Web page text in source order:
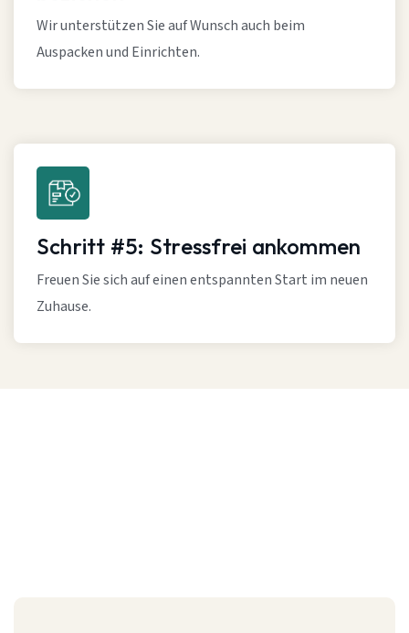
Wir unterstützen Sie auf Wunsch auch beim
Auspacken und Einrichten.
Schritt #5: Stressfrei ankommen
Freuen Sie sich auf einen entspannten Start im neuen
Zuhause.